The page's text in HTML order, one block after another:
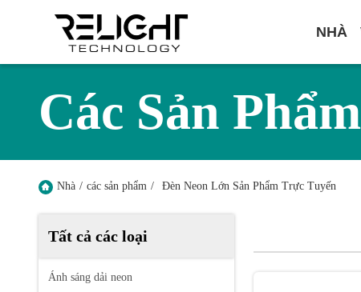
NHÀ
Các Sản Phẩm
Nhà / các sản phẩm / Đèn Neon Lớn Sản Phẩm Trực Tuyến
Tất cả các loại
Ánh sáng dải neon